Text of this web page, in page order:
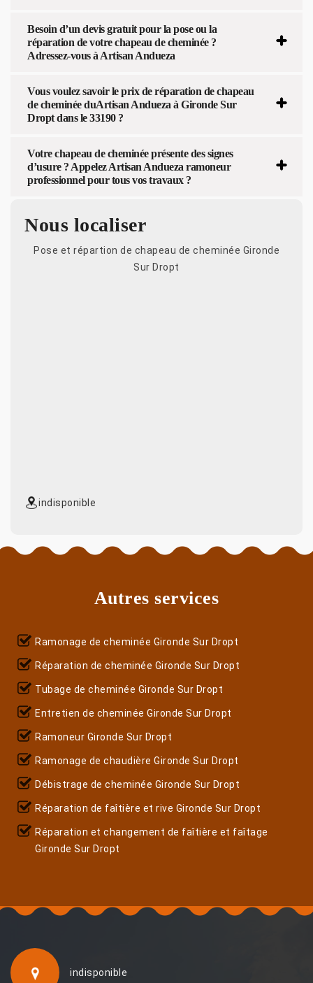
Besoin d’un devis gratuit pour la pose ou la
réparation de votre chapeau de cheminée ?
Adressez-vous à Artisan Andueza
Vous voulez savoir le prix de réparation de chapeau
de cheminée duArtisan Andueza à Gironde Sur
Dropt dans le 33190 ?
Votre chapeau de cheminée présente des signes
d’usure ? Appelez Artisan Andueza ramoneur
professionnel pour tous vos travaux ?
Nous localiser
Pose et répartion de chapeau de cheminée Gironde
Sur Dropt
indisponible
Autres services
Ramonage de cheminée Gironde Sur Dropt
Réparation de cheminée Gironde Sur Dropt
Tubage de cheminée Gironde Sur Dropt
Entretien de cheminée Gironde Sur Dropt
Ramoneur Gironde Sur Dropt
Ramonage de chaudière Gironde Sur Dropt
Débistrage de cheminée Gironde Sur Dropt
Réparation de faîtière et rive Gironde Sur Dropt
Réparation et changement de faîtière et faîtage
Gironde Sur Dropt
indisponible